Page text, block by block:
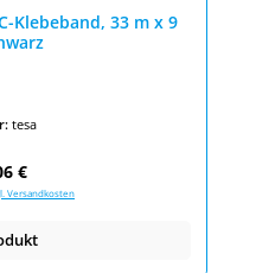
Klebeband, 33 m x 9
tesa
Preis:
€
Versandkosten